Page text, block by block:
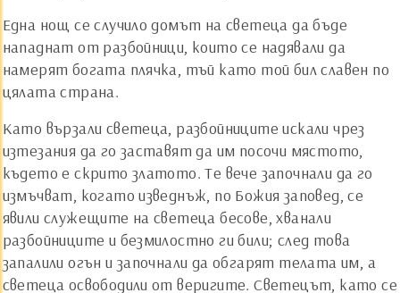
Една нощ се случило домът на светеца да бъде
нападнат от разбойници, които се надявали да
намерят богата плячка, тъй като той бил славен по
цялата страна.
Като вързали светеца, разбойниците искали чрез
изтезания да го заставят да им посочи мястото,
където е скрито златото. Те вече започнали да го
измъчват, когато изведнъж, по Божия заповед, се
явили служещите на светеца бесове, хванали
разбойниците и безмилостно ги били; след това
запалили огън и започнали да обгарят телата им, а
светеца освободили от веригите. Светецът, като се